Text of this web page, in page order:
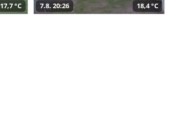
17,7 °C 7.8. 20:26 18,4 °C